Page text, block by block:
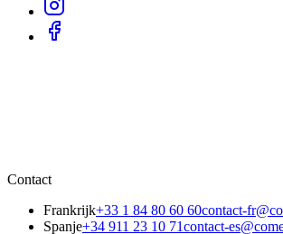
Contact
Frankrijk+33 1 84 80 60 60contact-
Spanje+34 911 23 10 71contact-